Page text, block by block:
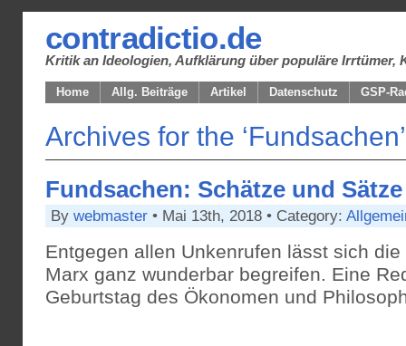
contradictio.de
Kritik an Ideologien, Aufklärung über populäre Irrtümer,
Home Allg. Beiträge Artikel Datenschutz GSP-
Archives for the
Fundsachen: Schätze und Sätze
By webmaster • Mai 13th, 2018 • Category:
Entgegen allen Unkenrufen lässt sich
Marx ganz wunderbar begreifen. Eine
Geburtstag des Ökonomen und